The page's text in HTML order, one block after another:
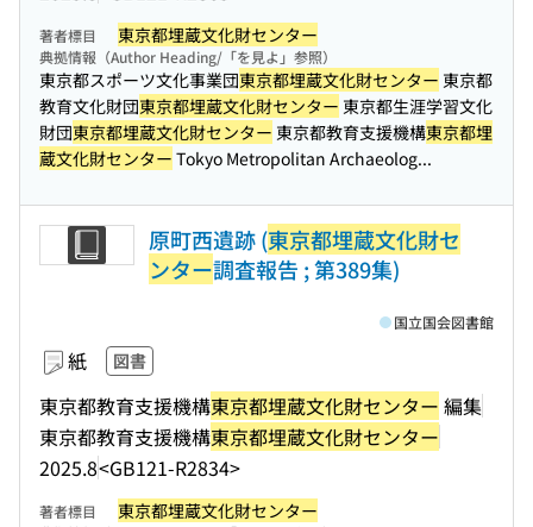
著者標目 東京都埋蔵文化財センター
典拠情報（Author Heading/「を見よ」参照）
東京都スポーツ文化事業団東京都埋蔵文化財センター 東京都
教育文化財団東京都埋蔵文化財センター 東京都生涯学習文化
財団東京都埋蔵文化財センター 東京都教育支援機構東京都埋
蔵文化財センター Tokyo Metropolitan Archaeolog...
原町西遺跡 (東京都埋蔵文化財セ
ンター調査報告 ; 第389集)
紙 図書
東京都教育支援機構東京都埋蔵文化財センター 編集
東京都教育支援機構東京都埋蔵文化財センター
2025.8<GB121-R2834>
国立国会図書館
著者標目 東京都埋蔵文化財センター